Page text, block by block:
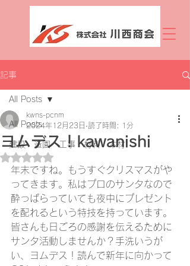
記事
All Posts
建設 造園 工事 材料 木材
All Posts
ヨムデス！kawanishi
kwns-pcnm
2024年12月23日 読了時間: 1分
5つ星のうちNaNと評価されています。
年末ですね。もうすぐクリスマスがや
ってきます。私はプロのサンタなので
酔っぱらっていても夜中にプレゼント
を配れるという特技を持っています。
皆さんも日ごろの感謝を伝えるために
サンタ活動しませんか？手洗いうが
い、ヨムデス！読んで新年に向かって